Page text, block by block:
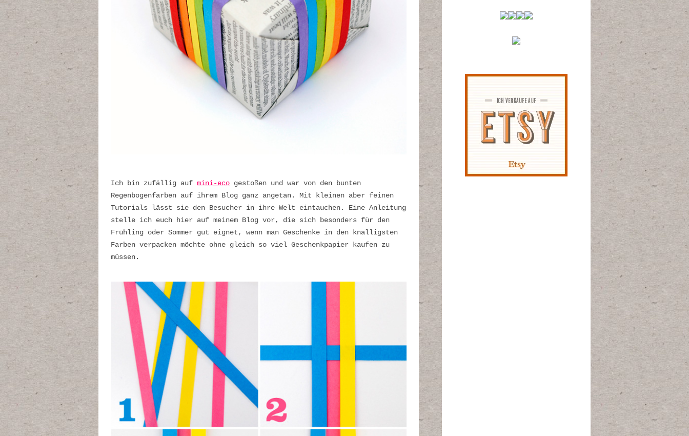
Ich bin zufällig auf mini-eco gestoßen und war von den bunten
Regenbogenfarben auf ihrem Blog ganz angetan. Mit kleinen aber feinen
Tutorials lässt sie den Besucher in ihre Welt eintauchen. Eine Anleitung
stelle ich euch hier auf meinem Blog vor, die sich besonders für den
Frühling oder Sommer gut eignet, wenn man Geschenke in den knalligsten
Farben verpacken möchte ohne gleich so viel Geschenkpapier kaufen zu
müssen.